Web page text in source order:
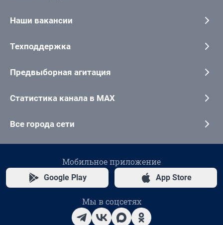
Наши вакансии
Техподдержка
Предвыборная агитация
Статистика канала в MAX
Все города сети
Мобильное приложение
Google Play App Store
Мы в соцсетях